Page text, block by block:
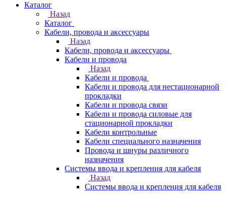
Каталог
Назад
Каталог
Кабели, провода и аксессуары
Назад
Кабели, провода и аксессуары
Кабели и провода
Назад
Кабели и провода
Кабели и провода для нестационарной
прокладки
Кабели и провода связи
Кабели и провода силовые для
стационарной прокладки
Кабели контрольные
Кабели специального назначения
Провода и шнуры различного
назначения
Системы ввода и крепления для кабеля
Назад
Системы ввода и крепления для кабеля